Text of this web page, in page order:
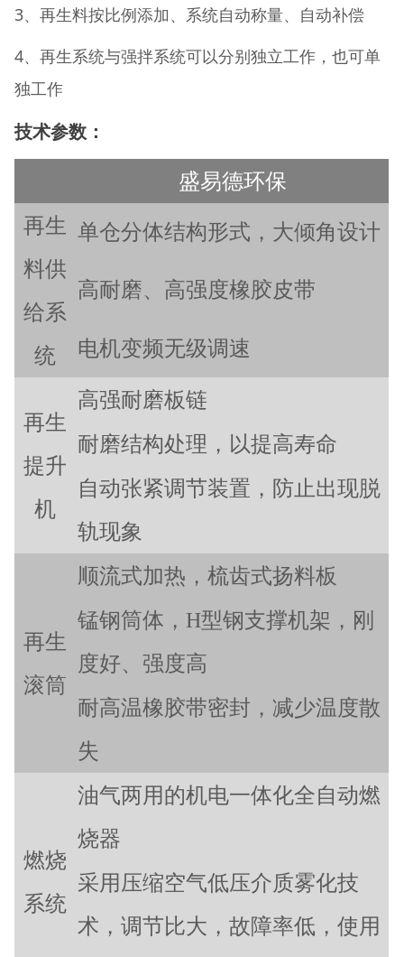
3、再生料按比例添加、系统自动称量、自动补偿
4、再生系统与强拌系统可以分别独立工作，也可单
独工作
技术参数：
盛易德环保
再生
料供
给系
统
单仓分体结构形式，大倾角设计
高耐磨、高强度橡胶皮带
电机变频无级调速
再生
提升
机
高强耐磨板链
耐磨结构处理，以提高寿命
自动张紧调节装置，防止出现脱
轨现象
再生
滚筒
顺流式加热，梳齿式扬料板
锰钢筒体，H型钢支撑机架，刚
度好、强度高
耐高温橡胶带密封，减少温度散
失
燃烧
系统
油气两用的机电一体化全自动燃
烧器
采用压缩空气低压介质雾化技
术，调节比大，故障率低，使用